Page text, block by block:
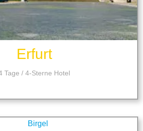
Erfurt
Tage / 4-Sterne Hotel